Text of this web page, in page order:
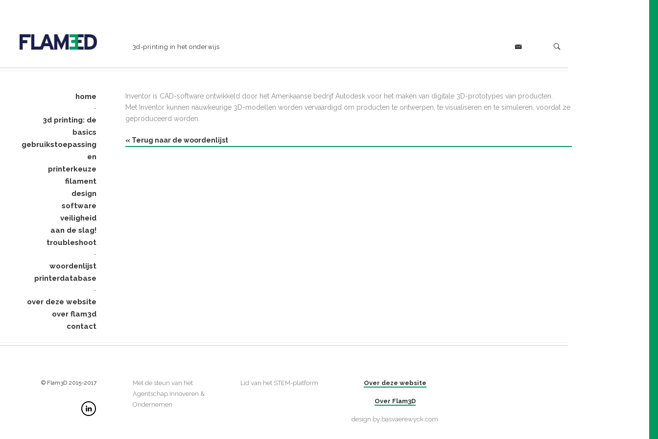
3d-printing in het onderwijs
home
-
3d printing: de
basics
gebruikstoepassing
en
printerkeuze
filament
design
software
veiligheid
aan de slag!
troubleshoot
-
woordenlijst
printerdatabase
-
over deze website
over flam3d
contact
Inventor is CAD-software ontwikkeld door het Amerikaanse bedrijf Autodesk voor het maken van digitale 3D-prototypes van producten.
Met Inventor kunnen nauwkeurige 3D-modellen worden vervaardigd om producten te ontwerpen, te visualiseren en te simuleren, voordat ze
geproduceerd worden.
« Terug naar de woordenlijst
© Flam3D 2015-2017
Met de steun van het
Agentschap Innoveren &
Ondernemen
Lid van het STEM-platform Over deze website
Over Flam3D
design by basvaerewyck.com